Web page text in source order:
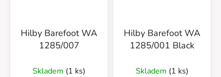
Hilby Barefoot WA
1285/007
Skladem (1 ks)
Hilby Barefoot WA
1285/001 Black
Skladem (1 ks)